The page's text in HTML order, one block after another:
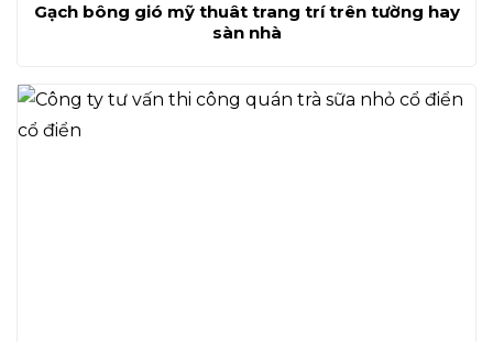
Gạch bông gió mỹ thuât trang trí trên tường hay
sàn nhà